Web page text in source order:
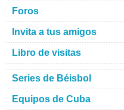
Foros
Invita a tus amigos
Libro de visitas
Series de Béisbol
Equipos de Cuba